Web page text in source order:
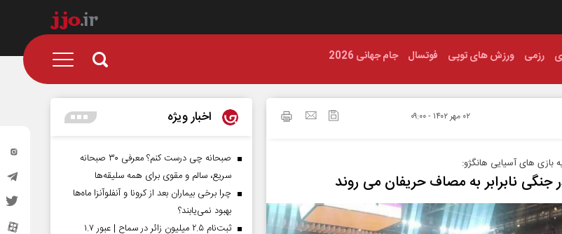
رزمی ورزش های توپی فوتسال جام جهانی 2026
۰۲ مهر ۱۴۰۲ - ۰۹:۰۰
بازی های آسیایی هانگژو:
جنگی نابرابر به مصاف حریفان می روند
اخبار ویژه
صبحانه چی درست کنم؟ معرفی ۳۰ صبحانه
سریع، سالم و مقوی برای همه سلیقه‌ها
چرا برخی بیماران بعد از کرونا و آنفلوآنزا ماه‌ها
بهبود نمی‌یابند؟
ثبت‌نام ۲.۵ میلیون زائر در سماح | عبور ۱.۷